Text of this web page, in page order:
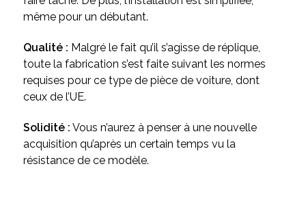
même pour un débutant.
Qualité : Malgré le fait qu’il s’agisse de réplique,
toute la fabrication s’est faite suivant les normes
requises pour ce type de pièce de voiture, dont
ceux de l’UE.
Solidité : Vous n’aurez à penser à une nouvelle
acquisition qu’après un certain temps vu la
résistance de ce modèle.